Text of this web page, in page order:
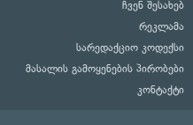
ჩვენ შესახებ
რეკლამა
სარედაქციო კოდექსი
მასალის გამოყენების პირობები
კონტაქტი